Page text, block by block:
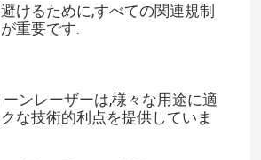
けるために,すべての関連規制
重要です.
ンレーザーは,様々な用途に適
な技術的利点を提供していま